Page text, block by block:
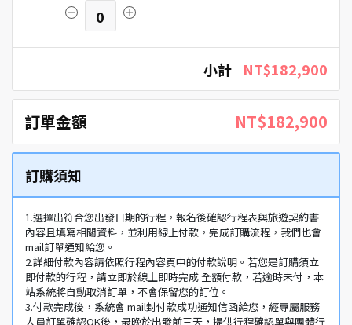
0
小計 NT$182,900
訂單金額 NT$182,900
訂購須知
1.選擇出符合您出發日期的行程，報名後確認行程表與旅遊契約書
內容且填寫相關資料，並利用線上付款，完成訂購流程，我們也會
mail訂單通知給您。
2.詳細付款內容請依照行程內容頁中的付款說明。若您是訂購須立
即付款的行程，請立即於線上即時完成 全額付款，若逾時未付，本
站系統將自動取消訂單，不會保留您的訂位。
3.付款完成後，系統會 mail封付款成功通知信函給您，經專屬服務
人員訂單確認OK後，最晚於出發前三天，提供行程確認單與團體行